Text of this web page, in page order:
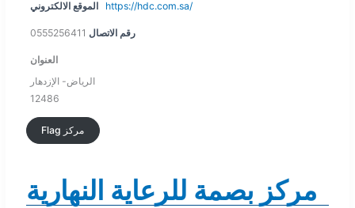
الموقع الالكتروني https://hdc.com.sa/
رقم الاتصال 0555256411
العنوان
الرياض- الإزدهار
12486
Flag مركز
مركز بصمة للرعاية النهارية